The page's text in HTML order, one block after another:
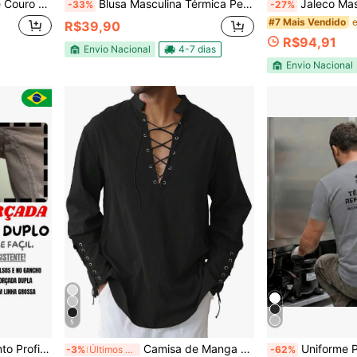
Motocicleta Vintage, Outono -33% Blusa Masculina Térmica Pelúciada Segunda Pele Inverno Frio Intenso Manga longa Regular Homens
R$39,90
Envio Nacional 4-7 dias
-27% Jaleco Masculino
#7 Mais Vendido
R$94,91
Envio Nacional
e Preto e Marinho
5
-3% Últimos 3 dias Camisa de Manga Longa com Cordão Estilo Linho Medieval Masculina, Fantasia Viking -62% Uniforme Profissional de Técnico